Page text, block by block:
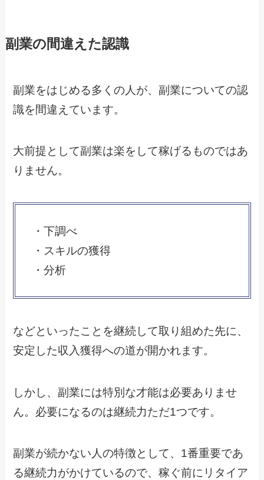
副業の間違えた認識
副業をはじめる多くの人が、副業についての認
識を間違えています。
大前提として副業は楽をして稼げるものではあ
りません。
・下調べ
・スキルの獲得
・分析
などといったことを継続して取り組めた先に、
安定した収入獲得への道が開かれます。
しかし、副業には特別な才能は必要ありませ
ん。必要になるのは継続力ただ1つです。
副業が続かない人の特徴として、1番重要であ
る継続力がかけているので、稼ぐ前にリタイア